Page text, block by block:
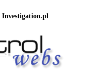
Investigation.pl